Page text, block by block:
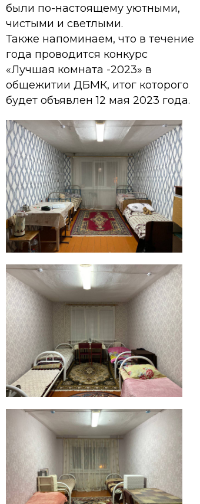
были по-настоящему уютными,
чистыми и светлыми.
Также напоминаем, что в течение
года проводится конкурс
«Лучшая комната -2023» в
общежитии ДБМК, итог которого
будет объявлен 12 мая 2023 года.